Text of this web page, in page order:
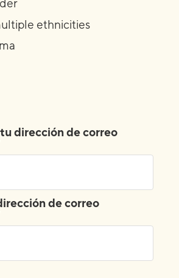
ethnicities
dirección de correo
de correo